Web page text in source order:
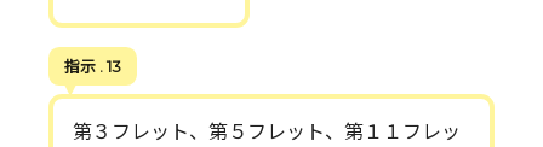
指示 . 13
第３フレット、第５フレット、第１１フレッ